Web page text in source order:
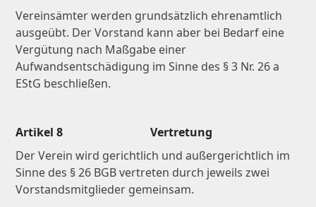
Vereinsämter werden grundsätzlich ehrenamtlich
ausgeübt. Der Vorstand kann aber bei Bedarf eine
Vergütung nach Maßgabe einer
Aufwandsentschädigung im Sinne des § 3 Nr. 26 a
EStG beschließen.
Artikel 8 Vertretung
Der Verein wird gerichtlich und außergerichtlich im
Sinne des § 26 BGB vertreten durch jeweils zwei
Vorstandsmitglieder gemeinsam.